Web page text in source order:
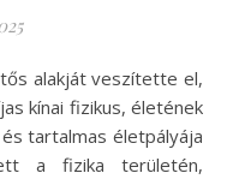
kínai fizikus, életének
tartalmas életpályája
a fizika területén,